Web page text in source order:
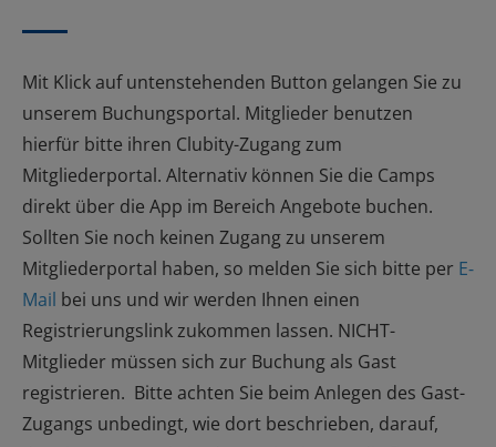
Mit Klick auf untenstehenden Button gelangen Sie zu
unserem Buchungsportal. Mitglieder benutzen
hierfür bitte ihren Clubity-Zugang zum
Mitgliederportal. Alternativ können Sie die Camps
direkt über die App im Bereich Angebote buchen.
Sollten Sie noch keinen Zugang zu unserem
Mitgliederportal haben, so melden Sie sich bitte per E-
Mail bei uns und wir werden Ihnen einen
Registrierungslink zukommen lassen. NICHT-
Mitglieder müssen sich zur Buchung als Gast
registrieren. Bitte achten Sie beim Anlegen des Gast-
Zugangs unbedingt, wie dort beschrieben, darauf,